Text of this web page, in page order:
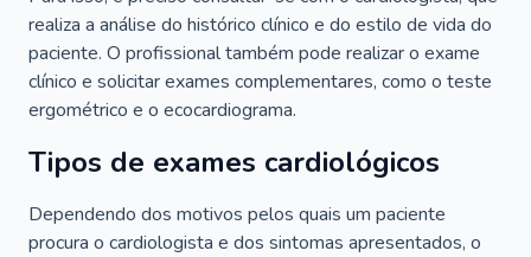
realiza a análise do histórico clínico e do estilo de vida do
paciente. O profissional também pode realizar o exame
clínico e solicitar exames complementares, como o teste
ergométrico e o ecocardiograma.
Tipos de exames cardiológicos
Dependendo dos motivos pelos quais um paciente
procura o cardiologista e dos sintomas apresentados, o